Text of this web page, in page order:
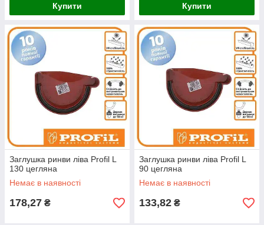
Купити Купити
Заглушка ринви ліва Profil L
130 цегляна
Немає в наявності
178,27 ₴
Заглушка ринви ліва Profil L
90 цегляна
Немає в наявності
133,82 ₴